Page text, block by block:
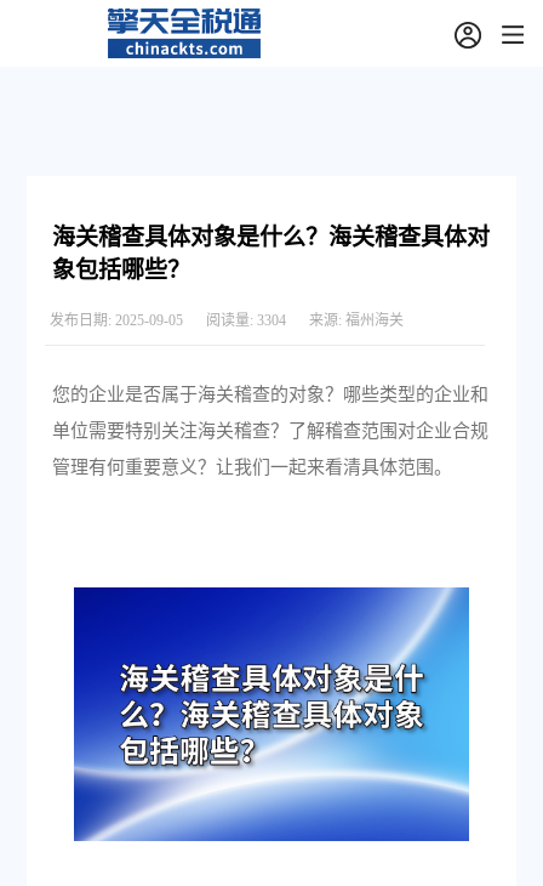
海关稽查具体对象是什么？海关稽查具体对
象包括哪些？
发布日期: 2025-09-05 阅读量: 3304 来源: 福州海关
您的企业是否属于海关稽查的对象？哪些类型的企业和
单位需要特别关注海关稽查？了解稽查范围对企业合规
管理有何重要意义？让我们一起来看清具体范围。